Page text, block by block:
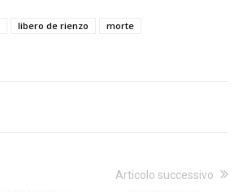
libero de rienzo
morte
Articolo successivo